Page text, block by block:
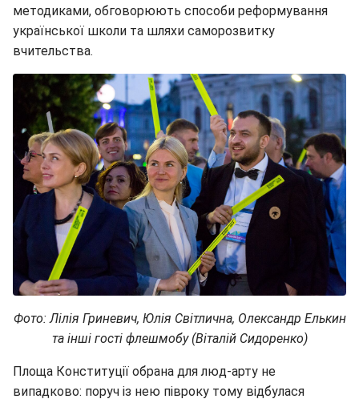
методиками, обговорюють способи реформування
української школи та шляхи саморозвитку
вчительства.
Фото: Лілія Гриневич, Юлія Світлична, Олександр Елькин
та інші гості флешмобу (Віталій Сидоренко)
Площа Конституції обрана для люд-арту не
випадково: поруч із нею півроку тому відбулася